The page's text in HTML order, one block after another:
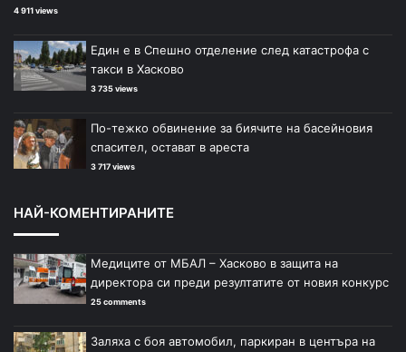
4 911 views
Един е в Спешно отделение след катастрофа с
такси в Хасково
3 735 views
По-тежко обвинение за биячите на басейновия
спасител, остават в ареста
3 717 views
НАЙ-КОМЕНТИРАНИТЕ
Медиците от МБАЛ – Хасково в защита на
директора си преди резултатите от новия конкурс
25 comments
Заляха с боя автомобил, паркиран в центъра на